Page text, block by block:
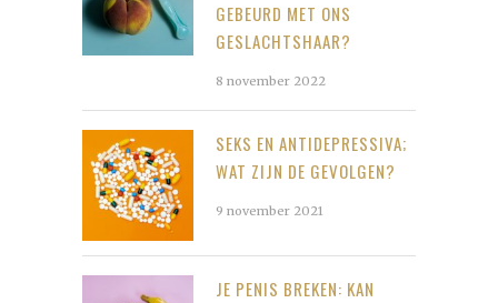
GEBEURD MET ONS
GESLACHTSHAAR?
8 november 2022
SEKS EN ANTIDEPRESSIVA;
WAT ZIJN DE GEVOLGEN?
9 november 2021
JE PENIS BREKEN: KAN